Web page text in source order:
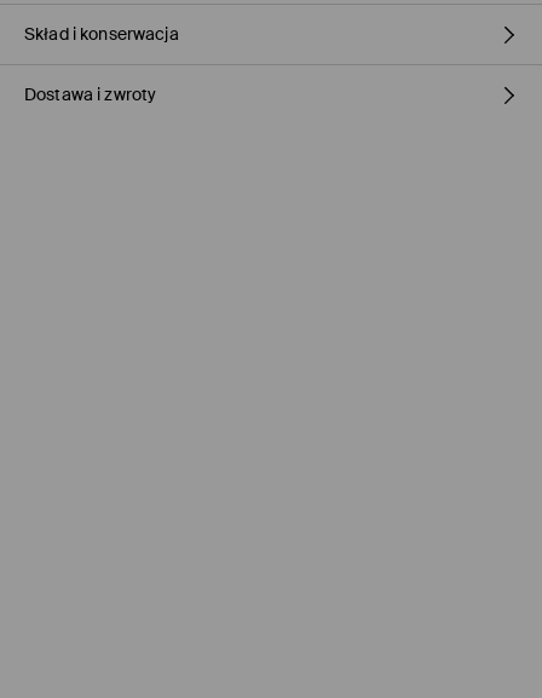
Skład i konserwacja
PIERWSZY ARTYKUŁ PIERWSZA PODSZEWKA
Dostawa i zwroty